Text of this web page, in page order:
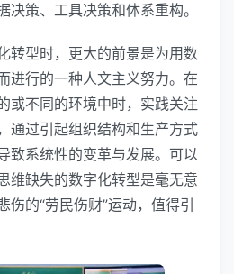
决策、工具决策和体系重构。
转型时，更大的前景是为用数
进行的一种人文主义努力。在
或不同的环境中时，实践关注
通过引起组织结构和生产方式
致系统性的变革与发展。可以
维缺失的数字化转型是毫无意
伤的“劳民伤财”运动，值得引